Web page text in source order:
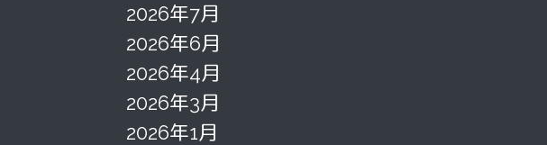
2026年7月
2026年6月
2026年4月
2026年3月
2026年1月